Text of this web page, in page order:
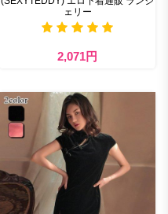
ェリー
2,071円